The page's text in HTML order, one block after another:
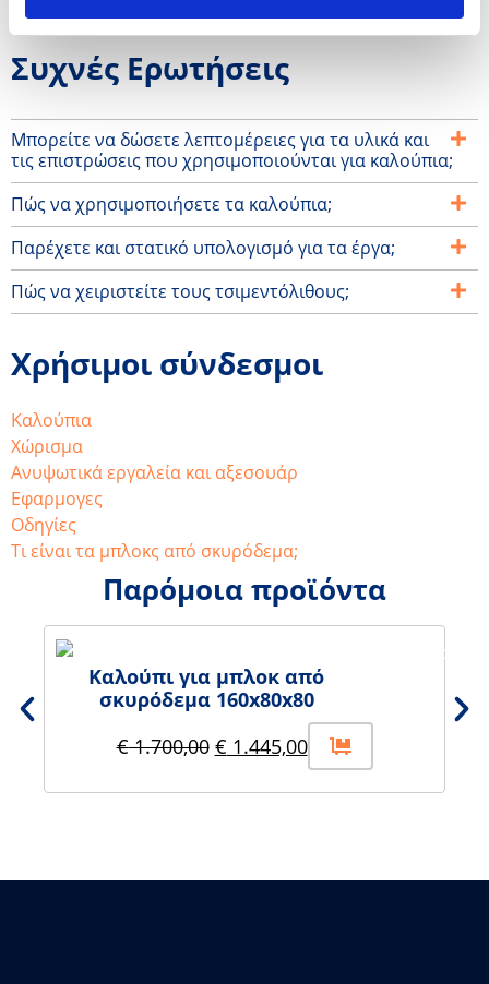
Συχνές Ερωτήσεις
Μπορείτε να δώσετε λεπτομέρειες για τα υλικά και
τις επιστρώσεις που χρησιμοποιούνται για καλούπια;
Πώς να χρησιμοποιήσετε τα καλούπια;
Παρέχετε και στατικό υπολογισμό για τα έργα;
Πώς να χειριστείτε τους τσιμεντόλιθους;
Χρήσιμοι σύνδεσμοι
Καλούπια
Χώρισμα
Ανυψωτικά εργαλεία και αξεσουάρ
Εφαρμογες
Οδηγίες
Τι είναι τα μπλοκς από σκυρόδεμα;
Παρόμοια προϊόντα
Καλούπι για μπλοκ από
σκυρόδεμα 160x80x80
€1.700,00 € 1.445,00